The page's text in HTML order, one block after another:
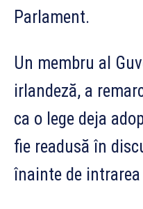
Parlament.
Un membru al
irlandeză, a
ca o lege deja
fie readusă în
înainte de